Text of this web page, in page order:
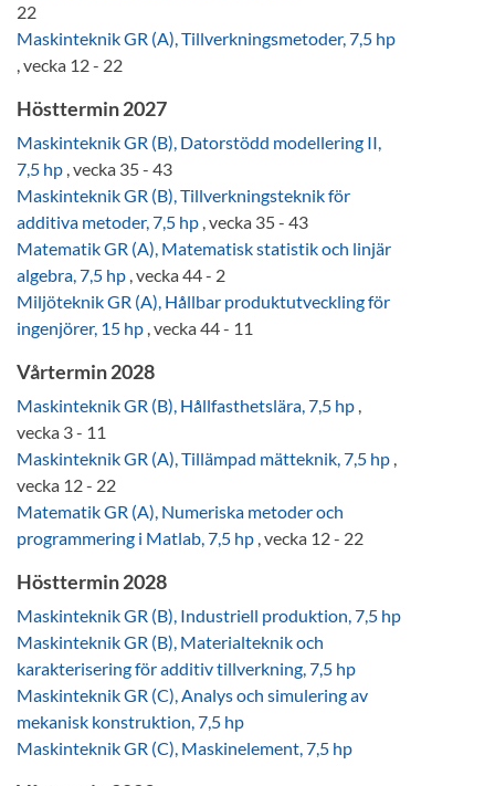
22
Maskinteknik GR (A), Tillverkningsmetoder, 7,5 hp
, vecka 12 - 22
Hösttermin 2027
Maskinteknik GR (B), Datorstödd modellering II,
7,5 hp , vecka 35 - 43
Maskinteknik GR (B), Tillverkningsteknik för
additiva metoder, 7,5 hp , vecka 35 - 43
Matematik GR (A), Matematisk statistik och linjär
algebra, 7,5 hp , vecka 44 - 2
Miljöteknik GR (A), Hållbar produktutveckling för
ingenjörer, 15 hp , vecka 44 - 11
Vårtermin 2028
Maskinteknik GR (B), Hållfasthetslära, 7,5 hp ,
vecka 3 - 11
Maskinteknik GR (A), Tillämpad mätteknik, 7,5 hp ,
vecka 12 - 22
Matematik GR (A), Numeriska metoder och
programmering i Matlab, 7,5 hp , vecka 12 - 22
Hösttermin 2028
Maskinteknik GR (B), Industriell produktion, 7,5 hp
Maskinteknik GR (B), Materialteknik och
karakterisering för additiv tillverkning, 7,5 hp
Maskinteknik GR (C), Analys och simulering av
mekanisk konstruktion, 7,5 hp
Maskinteknik GR (C), Maskinelement, 7,5 hp